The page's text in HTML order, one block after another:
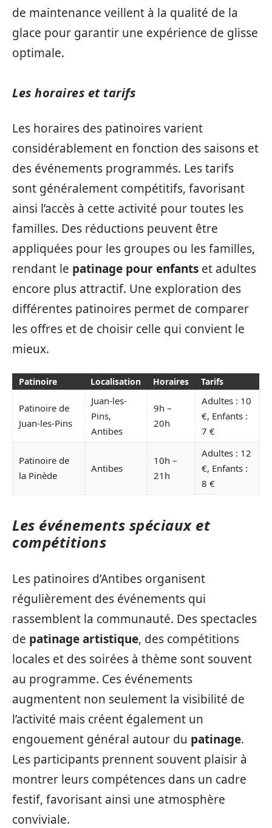
de maintenance veillent à la qualité de la
glace pour garantir une expérience de glisse
optimale.
Les horaires et tarifs
Les horaires des patinoires varient
considérablement en fonction des saisons et
des événements programmés. Les tarifs
sont généralement compétitifs, favorisant
ainsi l’accès à cette activité pour toutes les
familles. Des réductions peuvent être
appliquées pour les groupes ou les familles,
rendant le patinage pour enfants et adultes
encore plus attractif. Une exploration des
différentes patinoires permet de comparer
les offres et de choisir celle qui convient le
mieux.
Patinoire Localisation Horaires Tarifs
Patinoire de
Juan-les-Pins
Juan-les-
Pins,
Antibes
9h –
20h
Adultes : 10
€, Enfants :
7 €
Patinoire de
la Pinède
Antibes
10h –
21h
Adultes : 12
€, Enfants :
8 €
Les événements spéciaux et
compétitions
Les patinoires d’Antibes organisent
régulièrement des événements qui
rassemblent la communauté. Des spectacles
de patinage artistique, des compétitions
locales et des soirées à thème sont souvent
au programme. Ces événements
augmentent non seulement la visibilité de
l’activité mais créent également un
engouement général autour du patinage.
Les participants prennent souvent plaisir à
montrer leurs compétences dans un cadre
festif, favorisant ainsi une atmosphère
conviviale.